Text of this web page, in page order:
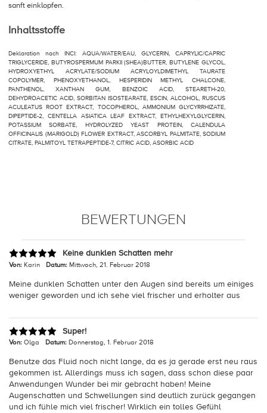
sanft einklopfen.
Inhaltsstoffe
Deklaration nach INCI: AQUA/WATER/EAU, GLYCERIN, CAPRYLIC/CAPRIC
TRIGLYCERIDE, BUTYROSPERMUM PARKII (SHEA)BUTTER, BUTYLENE GLYCOL,
HYDROXYETHYL ACRYLATE/SODIUM ACRYLOYLDIMETHYL TAURATE
COPOLYMER, PHENOXYETHANOL, HESPERIDIN METHYL CHALCONE,
PANTHENOL, XANTHAN GUM, BENZOIC ACID, STEARETH-20,
DEHYDROACETIC ACID, SORBITAN ISOSTEARATE, ESCIN, ALCOHOL, RUSCUS
ACULEATUS ROOT EXTRACT, TOCOPHEROL, AMMONIUM GLYCYRRHIZATE,
DIPEPTIDE-2, CENTELLA ASIATICA LEAF EXTRACT, ETHYLHEXYLGLYCERIN,
POTASSIUM SORBATE, HYDROLYZED YEAST PROTEIN, CALENDULA
OFFICINALIS (MARIGOLD) FLOWER EXTRACT, ASCORBYL PALMITATE, SODIUM
CITRATE, PALMITOYL TETRAPEPTIDE-7, CITRIC ACID, ASORBIC ACID
BEWERTUNGEN
Keine dunklen Schatten mehr
Von: Karin Datum: Mittwoch, 21. Februar 2018
Meine dunklen Schatten unter den Augen sind bereits um einiges
weniger geworden und ich sehe viel frischer und erholter aus
Super!
Von: Olga Datum: Donnerstag, 1. Februar 2018
Benutze das Fluid noch nicht lange, da es ja gerade erst neu raus
gekommen ist. Allerdings muss ich sagen, dass schon diese paar
Anwendungen Wunder bei mir gebracht haben! Meine
Augenschatten und Schwellungen sind deutlich zurück gegangen
und ich fühle mich viel frischer! Wirklich ein tolles Gefühl